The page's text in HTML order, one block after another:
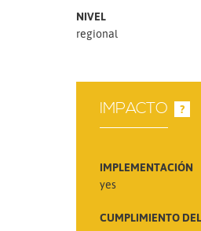
NIVEL
regional
IMPACTO ?
IMPLEMENTACIÓN
yes
CUMPLIMIENTO